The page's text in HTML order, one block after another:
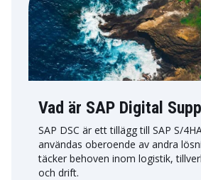
Vad är SAP Digital
SAP DSC är ett tillägg till SAP S/
användas oberoende av andra
täcker behoven inom logistik,
och drift.